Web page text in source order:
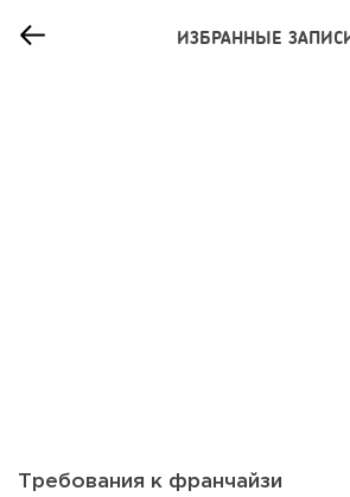
ИЗБРАННЫЕ
Требования к франчайзи